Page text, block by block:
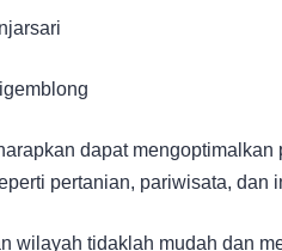
dapat
pertanian, pariwisata, dan
wilayah tidaklah mudah dan